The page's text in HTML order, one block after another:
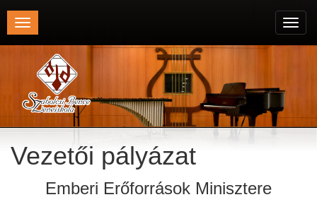
Toggle
navigation
Vezetői pályázat
Emberi Erőforrások Minisztere